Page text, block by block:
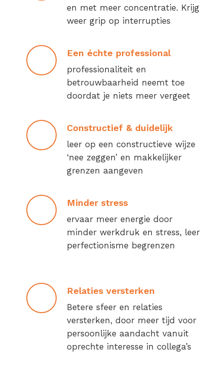
en met meer concentratie. Krijg
weer grip op interrupties
Een échte professional
professionaliteit en
betrouwbaarheid neemt toe
doordat je niets meer vergeet
Constructief & duidelijk
leer op een constructieve wijze
‘nee zeggen’ en makkelijker
grenzen aangeven
Minder stress
ervaar meer energie door
minder werkdruk en stress, leer
perfectionisme begrenzen
Relaties versterken
Betere sfeer en relaties
versterken, door meer tijd voor
persoonlijke aandacht vanuit
oprechte interesse in collega’s